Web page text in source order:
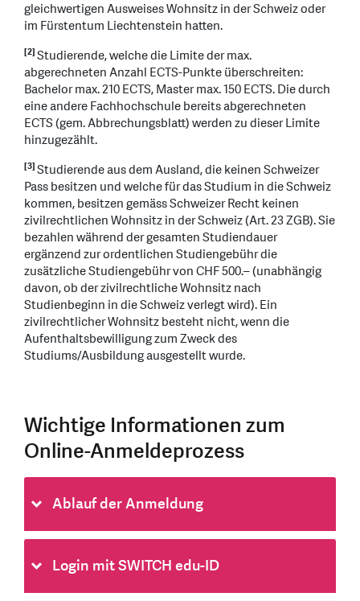
gleichwertigen Ausweises Wohnsitz in der Schweiz oder
im Fürstentum Liechtenstein hatten.
[2] Studierende, welche die Limite der max.
abgerechneten Anzahl ECTS-Punkte überschreiten:
Bachelor max. 210 ECTS, Master max. 150 ECTS. Die durch
eine andere Fachhochschule bereits abgerechneten
ECTS (gem. Abbrechungsblatt) werden zu dieser Limite
hinzugezählt.
[3] Studierende aus dem Ausland, die keinen Schweizer
Pass besitzen und welche für das Studium in die Schweiz
kommen, besitzen gemäss Schweizer Recht keinen
zivilrechtlichen Wohnsitz in der Schweiz (Art. 23 ZGB). Sie
bezahlen während der gesamten Studiendauer
ergänzend zur ordentlichen Studiengebühr die
zusätzliche Studiengebühr von CHF 500.– (unabhängig
davon, ob der zivilrechtliche Wohnsitz nach
Studienbeginn in die Schweiz verlegt wird). Ein
zivilrechtlicher Wohnsitz besteht nicht, wenn die
Aufenthaltsbewilligung zum Zweck des
Studiums/Ausbildung ausgestellt wurde.
Wichtige Informationen zum
Online-Anmeldeprozess
Ablauf der Anmeldung
Login mit SWITCH edu-ID